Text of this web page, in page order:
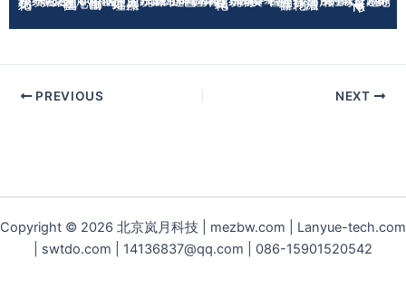
系统初始化 创建三视图 工程图输出 路径批处理通用导入器 属性格式化 属性管理器代号序列化指导与激活 DataControl
PREVIOUS NEXT
Copyright © 2026 北京岚月科技 | mezbw.com | Lanyue-tech.com
| swtdo.com | 14136837@qq.com | 086-15901520542